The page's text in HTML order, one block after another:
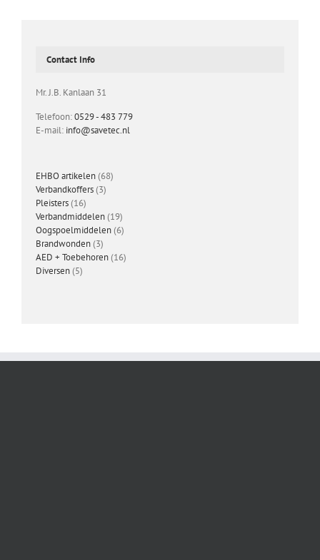
Contact Info
Mr. J.B. Kanlaan 31
Telefoon:0529 - 483 779
E-mail: info@savetec.nl
EHBO artikelen 6868
Verbandkoffers 33
Pleisters 1616
producten
Verbandmiddelen 1919
producten
Oogspoelmiddelen 66
Brandwonden 33
producten
AED + Toebehoren 1616
Diversen 55